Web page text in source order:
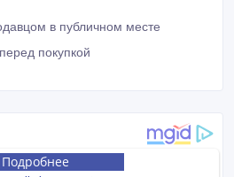
в публичном месте
покупкой